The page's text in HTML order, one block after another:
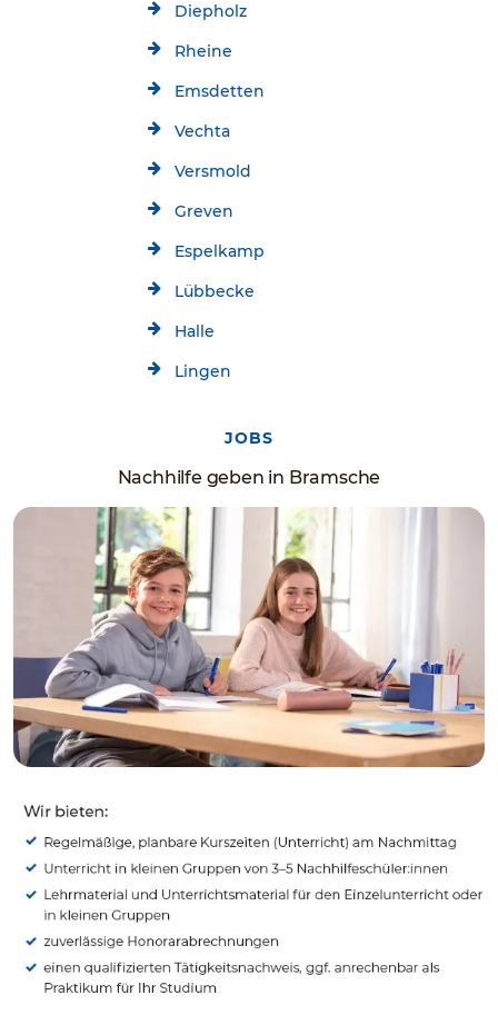
Diepholz
Rheine
Emsdetten
Vechta
Versmold
Greven
Espelkamp
Lübbecke
Halle
Lingen
JOBS
Nachhilfe geben in Bramsche